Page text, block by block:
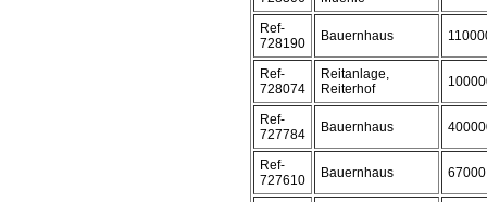
Ref-
728190
Bauernhaus
Ref-
728074
Reitanlage,
Reiterhof
Ref-
727784
Bauernhaus
Ref-
727610
Bauernhaus 67000